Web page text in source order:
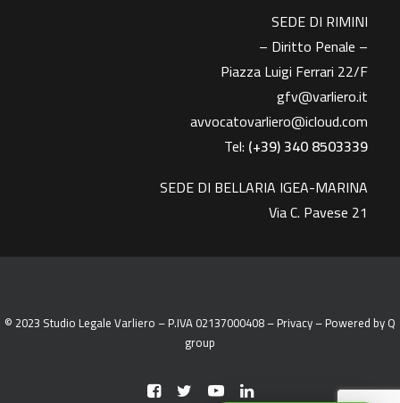
SEDE DI RIMINI
– Diritto Penale –
Piazza Luigi Ferrari 22/F
gfv@varliero.it
avvocatovarliero@icloud.com
Tel: (+39) 340 8503339
SEDE DI BELLARIA IGEA-MARINA
Via C. Pavese 21
© 2023 Studio Legale Varliero – P.IVA 02137000408 –Privacy– Powered byQ
group